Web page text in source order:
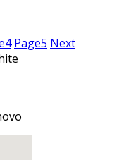
4 Page5 Next